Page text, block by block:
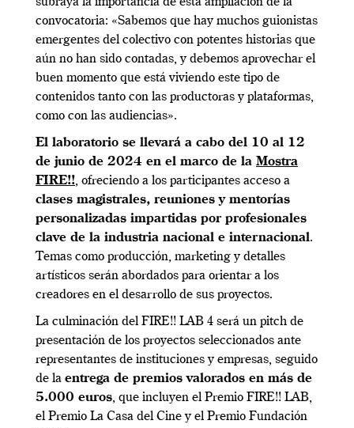
convocatoria: «Sabemos que hay muchos guionistas
emergentes del colectivo con potentes historias que
aún no han sido contadas, y debemos aprovechar el
buen momento que está viviendo este tipo de
contenidos tanto con las productoras y plataformas,
como con las audiencias».
El laboratorio se llevará a cabo del 10 al 12
de junio de 2024 en el marco de la Mostra
FIRE!!, ofreciendo a los participantes acceso a
clases magistrales, reuniones y mentorías
personalizadas impartidas por profesionales
clave de la industria nacional e internacional.
Temas como producción, marketing y detalles
artísticos serán abordados para orientar a los
creadores en el desarrollo de sus proyectos.
La culminación del FIRE!! LAB 4 será un pitch de
presentación de los proyectos seleccionados ante
representantes de instituciones y empresas, seguido
de la entrega de premios valorados en más de
5.000 euros, que incluyen el Premio FIRE!! LAB,
el Premio La Casa del Cine y el Premio Fundación